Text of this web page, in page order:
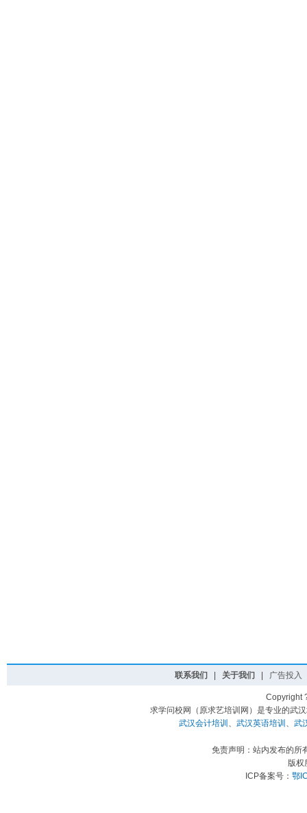
联系我们 关于我们 广告投入
Copyright
求学问校网（原求艺培训网）是专业的武
武汉会计培训 、 武汉英语培训 、 武
免责声明：站内发布的所
版
ICP备案号： 鄂